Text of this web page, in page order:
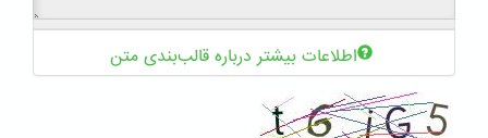
اطلاعات بیشتر درباره قالب‌بندی متن